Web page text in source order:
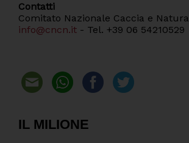
Contatti
Comitato Nazionale Caccia e Natura
info@cncn.it- Tel. +39 06 54210529
IL MILIONE